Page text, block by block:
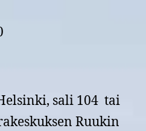
sali 104 tai
Ruukin